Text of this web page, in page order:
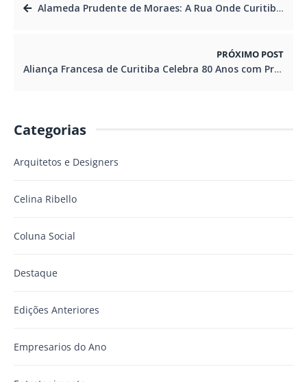
Alameda Prudente de Moraes: A Rua Onde Curitiba Celebra a Vida – Tradição, Cultura e o Novo Coração Gastronômico e Criativo da Cidade
PRÓXIMO POST
Aliança Francesa de Curitiba Celebra 80 Anos com Programação Especial
Categorias
Arquitetos e Designers
Celina Ribello
Coluna Social
Destaque
Edições Anteriores
Empresarios do Ano